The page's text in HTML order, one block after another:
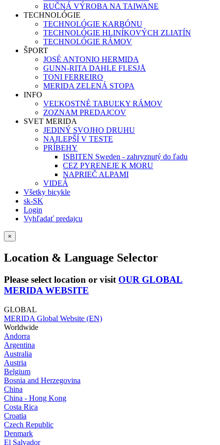
RUČNÁ VÝROBA NA TAIWANE
TECHNOLÓGIE
TECHNOLÓGIE KARBÓNU
TECHNOLÓGIE HLINÍKOVÝCH ZLIATÍN
TECHNOLÓGIE RÁMOV
ŠPORT
JOSÉ ANTONIO HERMIDA
GUNN-RITA DAHLE FLESJÅ
TONI FERREIRO
MERIDA ZELENÁ STOPA
INFO
VEĽKOSTNÉ TABUĽKY RÁMOV
ZOZNAM PREDAJCOV
SVET MERIDA
JEDINÝ SVOJHO DRUHU
NAJLEPŠÍ V TESTE
PRÍBEHY
ISBITEN Sweden - zahryznutý do ľadu
CEZ PYRENEJE K MORU
NAPRIEČ ALPAMI
VIDEÁ
Všetky bicykle
sk-SK
Login
Vyhľadať predajcu
×
Location & Language Selector
Please select location or visit OUR GLOBAL
MERIDA WEBSITE
GLOBAL
MERIDA Global Website (EN)
Worldwide
Andorra
Argentina
Australia
Austria
Belgium
Bosnia and Herzegovina
China
China - Hong Kong
Costa Rica
Croatia
Czech Republic
Denmark
El Salvador